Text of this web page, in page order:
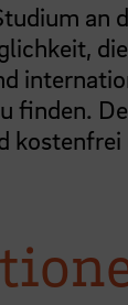
an
finden.